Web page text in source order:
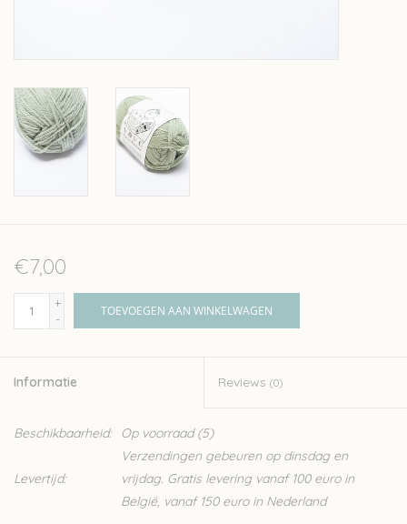
€7,00
+
-
TOEVOEGEN AAN WINKELWAGEN
Informatie Reviews (0)
Beschikbaarheid: Op voorraad(5)
Levertijd:
Verzendingen gebeuren op dinsdag en
vrijdag. Gratis levering vanaf 100 euro in
België, vanaf 150 euro in Nederland